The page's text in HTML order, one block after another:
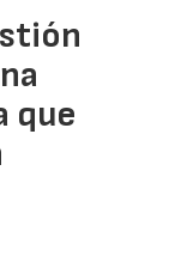
que